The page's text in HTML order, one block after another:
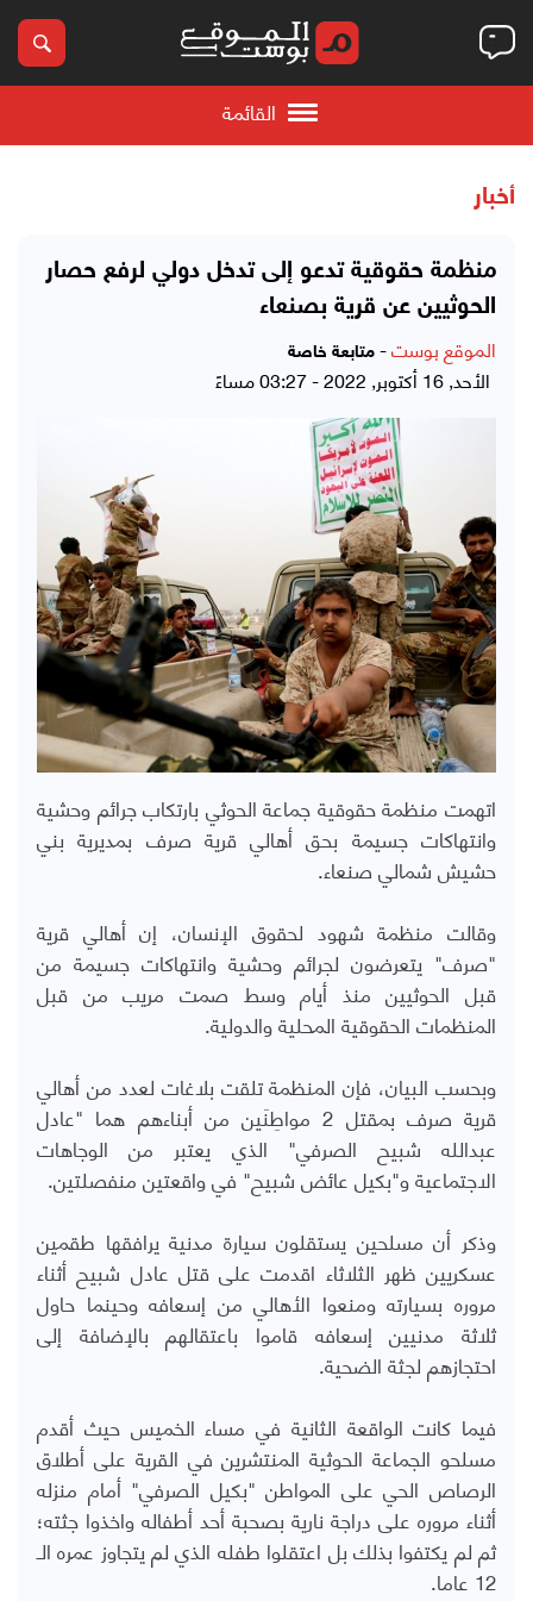
القائمة
أخبار
منظمة حقوقية تدعو إلى تدخل دولي لرفع حصار
الحوثيين عن قرية بصنعاء
الموقع بوست- متابعة خاصة
الأحد, 16 أكتوبر, 2022 - 03:27 مساءً
اتهمت منظمة حقوقية جماعة الحوثي بارتكاب جرائم وحشية
وانتهاكات جسيمة بحق أهالي قرية صرف بمديرية بني
حشيش شمالي صنعاء.
وقالت منظمة شهود لحقوق الإنسان، إن أهالي قرية
"صرف" يتعرضون لجرائم وحشية وانتهاكات جسيمة من
قبل الحوثيين منذ أيام وسط صمت مريب من قبل
المنظمات الحقوقية المحلية والدولية.
وبحسب البيان، فإن المنظمة تلقت بلاغات لعدد من أهالي
قرية صرف بمقتل 2 مواطِنَين من أبناءهم هما "عادل
عبدالله شبيح الصرفي" الذي يعتبر من الوجاهات
الاجتماعية و"بكيل عائض شبيح" في واقعتين منفصلتين.
وذكر أن مسلحين يستقلون سيارة مدنية يرافقها طقمين
عسكريين ظهر الثلاثاء اقدمت على قتل عادل شبيح أثناء
مروره بسيارته ومنعوا الأهالي من إسعافه وحينما حاول
ثلاثة مدنيين إسعافه قاموا باعتقالهم بالإضافة إلى
احتجازهم لجثة الضحية.
فيما كانت الواقعة الثانية في مساء الخميس حيث أقدم
مسلحو الجماعة الحوثية المنتشرين في القرية على أطلاق
الرصاص الحي على المواطن "بكيل الصرفي" أمام منزله
أثناء مروره على دراجة نارية بصحبة أحد أطفاله واخذوا جثته؛
ثم لم يكتفوا بذلك بل اعتقلوا طفله الذي لم يتجاوز عمره الـ
12 عاما.